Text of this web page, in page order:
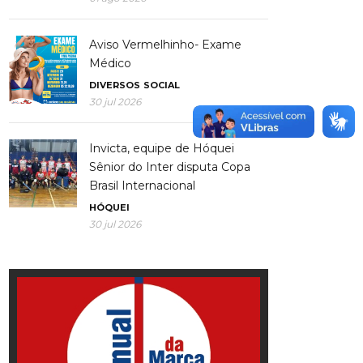
Aviso Vermelhinho- Exame
Médico
DIVERSOS SOCIAL
30 jul 2026
Invicta, equipe de Hóquei
Sênior do Inter disputa Copa
Brasil Internacional
HÓQUEI
30 jul 2026